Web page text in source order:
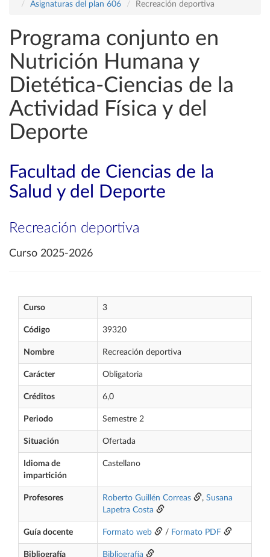
Asignaturas del plan 606
Recreación deportiva
Programa conjunto en
Nutrición Humana y
Dietética-Ciencias de la
Actividad Física y del
Deporte
Facultad de Ciencias de la
Salud y del Deporte
Recreación deportiva
Curso 2025-2026
Curso 3
Código 39320
Nombre Recreación deportiva
Carácter Obligatoria
Créditos 6,0
Periodo Semestre 2
Situación Ofertada
Idioma de
impartición
Castellano
Profesores Roberto Guillén Correas , Susana
Lapetra Costa
Guía docente Formato web / Formato PDF
Bibliografía
Bibliografía